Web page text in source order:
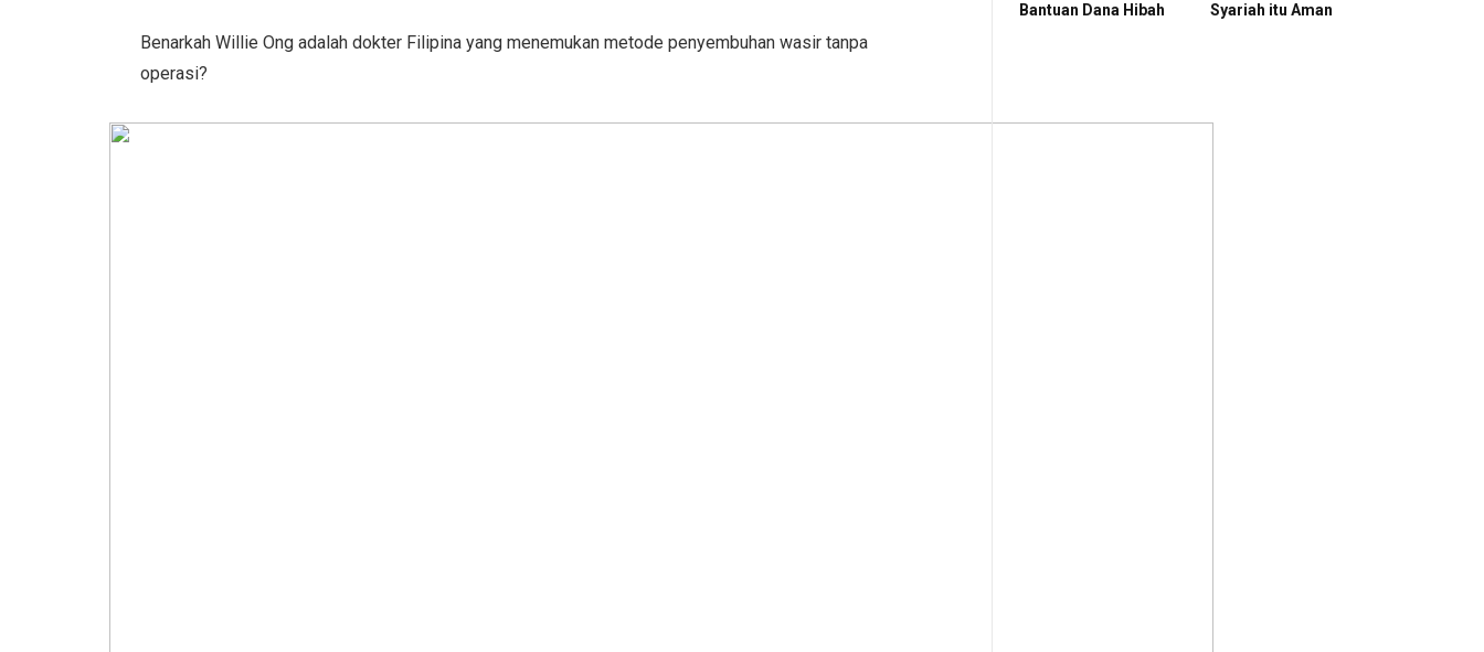
Benarkah Willie Ong adalah dokter Filipina yang menemukan metode penyembuhan wasir tanpa
operasi?
Bantuan Dana Hibah
Syariah itu Aman